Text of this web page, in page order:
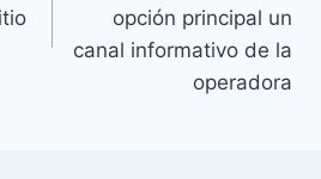
opción principal un
canal informativo de la
operadora